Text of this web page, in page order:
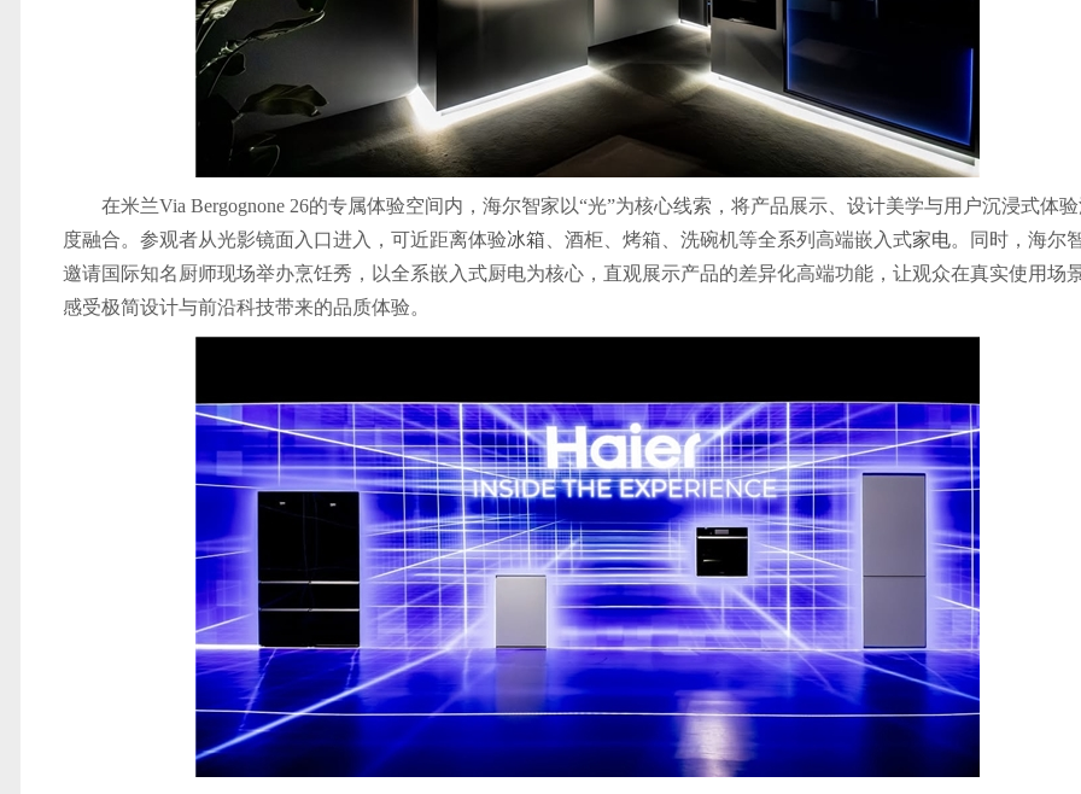
在米兰Via Bergognone 26的专属体验空间内，海尔智家以“光”为核心线索，将产品展示、设计美学与用户沉浸式体
度融合。参观者从光影镜面入口进入，可近距离体验冰箱 、酒柜、烤箱、洗碗机等全系列高端嵌入式家电。同时，海尔
邀请国际知名厨师现场举办烹饪秀，以全系嵌入式厨电为核心，直观展示产品的差异化高端功能，让观众在真实使用场
感受极简设计与前沿科技带来的品质体验。